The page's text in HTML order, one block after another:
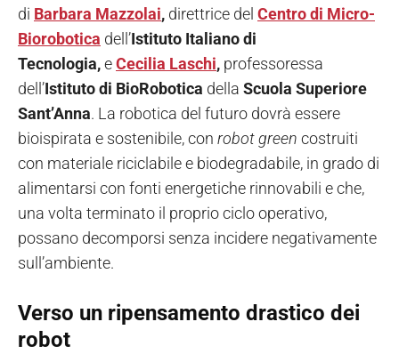
di Barbara Mazzolai, direttrice del Centro di Micro-
Biorobotica dell’Istituto Italiano di
Tecnologia,eCecilia Laschi, professoressa
dell’Istituto di BioRobotica della Scuola Superiore
Sant’Anna. La robotica del futuro dovrà essere
bioispirata e sostenibile, con robot green costruiti
con materiale riciclabile e biodegradabile, in grado di
alimentarsi con fonti energetiche rinnovabili e che,
una volta terminato il proprio ciclo operativo,
possano decomporsi senza incidere negativamente
sull’ambiente.
Verso un ripensamento drastico dei
robot